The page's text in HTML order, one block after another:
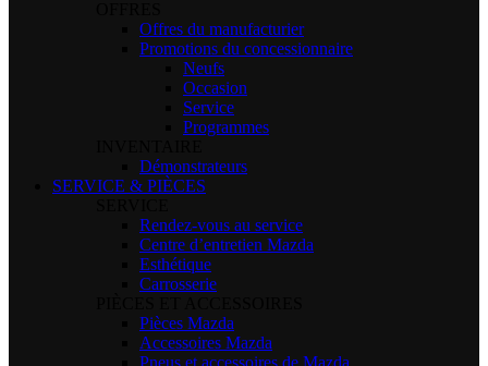
Offres du manufacturier
Promotions du concessionnaire
Neufs
Occasion
Service
Programmes
Démonstrateurs
SERVICE & PIÈCES
Rendez-vous au service
Centre d’entretien Mazda
Esthétique
Carrosserie
Pièces Mazda
Accessoires Mazda
Pneus et accessoires de Mazda